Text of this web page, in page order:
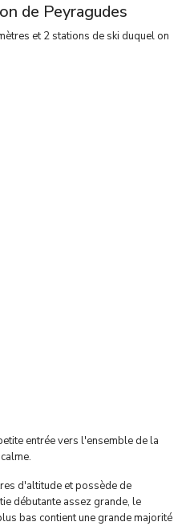
de Peyragudes
et 2 stations de ski duquel on
entrée vers l'ensemble de la
d'altitude et possède de
débutante assez grande, le
bas contient une grande majorité